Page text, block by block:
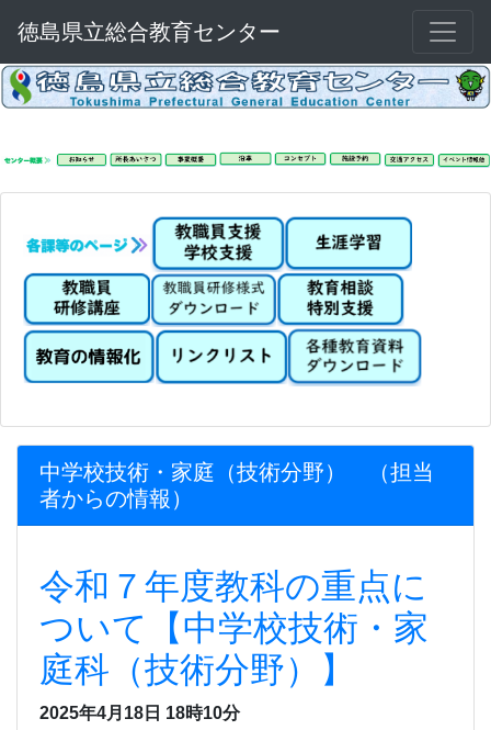
徳島県立総合教育センター
中学校技術・家庭（技術分野） （担当
者からの情報）
令和７年度教科の重点に
ついて【中学校技術・家
庭科（技術分野）】
2025年4月18日 18時10分